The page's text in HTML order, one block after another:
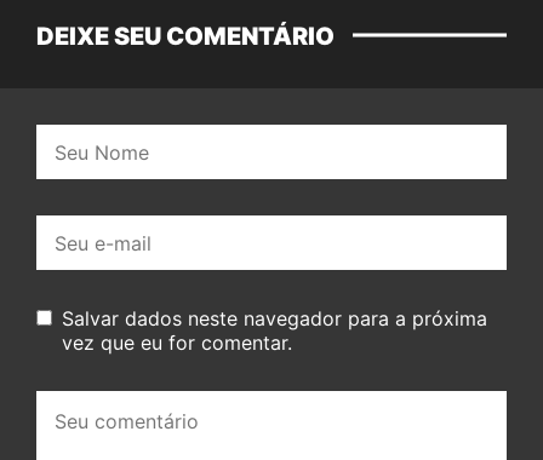
DEIXE SEU COMENTÁRIO
mail:
Salvar dados neste navegador para a próxima
vez que eu for comentar.
comentário: